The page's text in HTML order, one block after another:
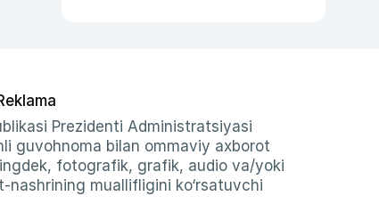
Prezidenti Administratsiyasi
guvohnoma bilan ommaviy axborot
fotografik, grafik, audio va/yoki
nashrining muallifligini ko‘rsatuvchi